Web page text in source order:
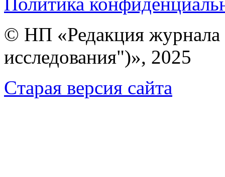
© НП «Редакция
исследования")», 2025
Cтарая версия сайта